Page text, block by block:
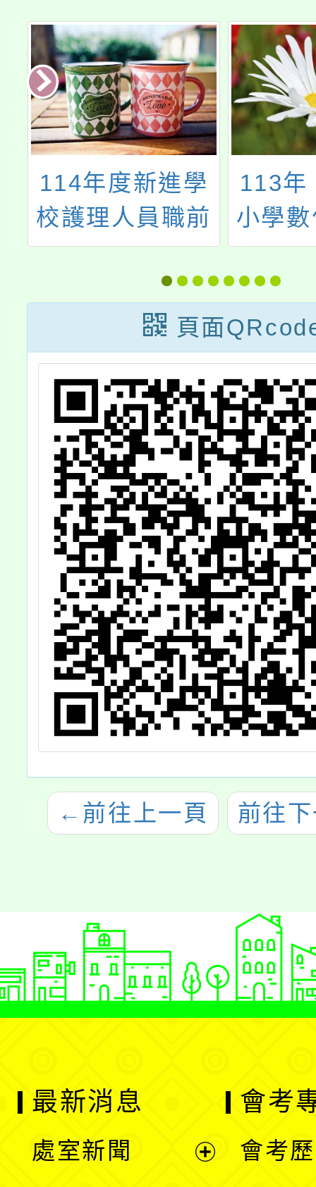
114年度新進學
校護理人員職前
訓練研習
113年
小學
進方
具教
頁面
← 前往上一頁 前往
最新消息
處室新聞
會考
會考